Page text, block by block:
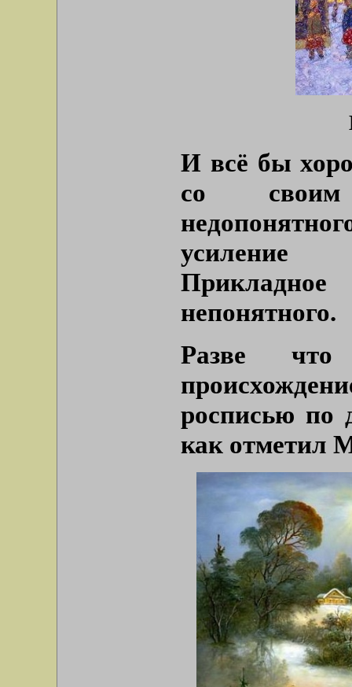
И всё бы
со своим
усиление
непонятного.
Разве
росписью по
как отметил